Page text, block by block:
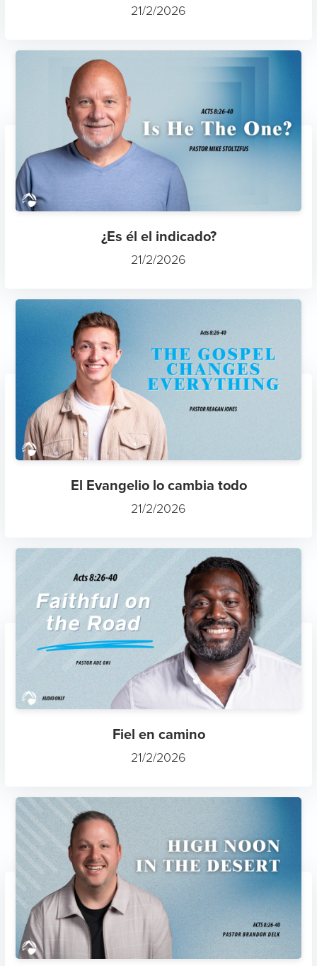
21/2/2026
¿Es él el indicado?
21/2/2026
El Evangelio lo cambia todo
21/2/2026
Fiel en camino
21/2/2026